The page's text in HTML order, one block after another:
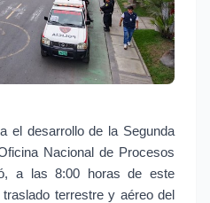
el desarrollo de la Segunda
Nacional de Procesos
a las 8:00 horas de este
terrestre y aéreo del